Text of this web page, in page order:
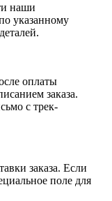
наши
указанному
оплаты
заказа.
с трек-
заказа. Если
поле для